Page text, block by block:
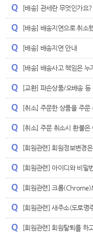
[배송] 관세란 무엇인가요?
[배송] 배송지연으로 취소
[배송] 배송지연 안내
[배송] 배송사고 책임은 누
[교환] 파손상품/오배송 등
[취소] 주문한 상품을 주문
[취소] 주문 취소시 환불은
[회원관련] 회원정보변경
[회원관련] 아이디와 비밀
[회원관련] 크롬(Chrome)
[회원관련] 새주소(도로명
[회원관련] 회원탈퇴를 하